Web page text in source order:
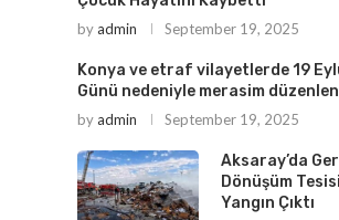
byadmin September 19, 2025
Konya ve etraf vilayetlerde 19
Günü nedeniyle merasim
byadmin September 19, 2025
Aksaray’da
Dönüşüm
Yangın Çıktı